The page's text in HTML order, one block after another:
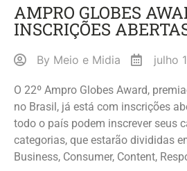
AMPRO GLOBES
INSCRIÇÕES
By Meio e Midia julho
O 22º Ampro Globes Award,
no Brasil, já está com inscrições
todo o país podem inscrever seus
categorias, que estarão divididas
Business, Consumer, Content,